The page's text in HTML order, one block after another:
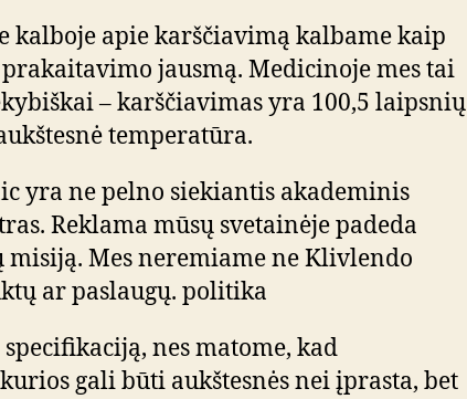
kalboje apie karščiavimą kalbame kaip
jausmą. Medicinoje mes tai
– karščiavimas yra 100,5 laipsnių
temperatūra.
yra ne pelno siekiantis akademinis
Reklama mūsų svetainėje padeda
Mes neremiame ne Klivlendo
ar paslaugų. politika
nes matome, kad
gali būti aukštesnės nei įprasta, bet